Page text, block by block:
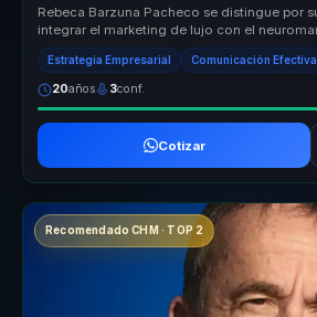
Rebeca Barzuna Pacheco se distingue por
integrar el marketing de lujo con el
enfoque únic...
Estrategia Empresarial Comunicación Efectiva
20años 3conf.
Cotizar
Recomendado CHM · TOP 2